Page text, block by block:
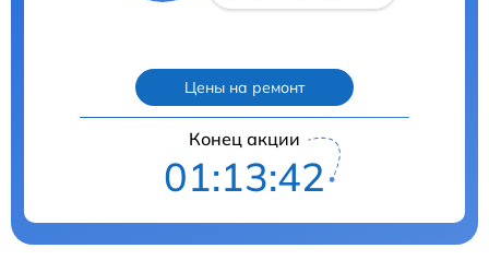
Цены на ремонт
Конец акции
01:13:41